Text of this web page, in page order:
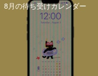
8月の待ち受けカレンダー